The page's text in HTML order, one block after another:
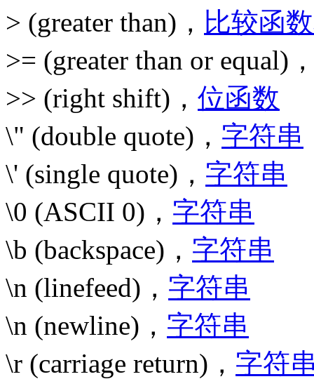
> (greater than)， 比较函
>= (greater than or equal)
>> (right shift)， 位函数
\" (double quote)， 字符串
\' (single quote)， 字符串
\0 (ASCII 0)， 字符串
\b (backspace)， 字符串
\n (linefeed)， 字符串
\n (newline)， 字符串
\r (carriage return)， 字符